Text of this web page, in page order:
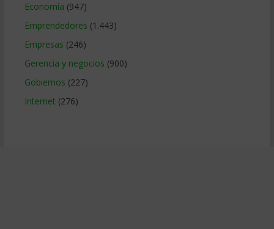
Economía (947)
Emprendedores (1.443)
Empresas (246)
Gerencia y negocios (900)
Gobiernos (227)
Internet (276)